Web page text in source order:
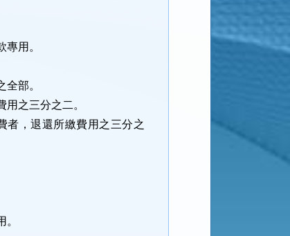
用。
部。
之三分之二。
者，退還所繳費用之三分之